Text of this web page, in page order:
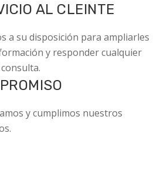
AL CLEINTE
a su disposición para ampliarles
y responder cualquier
y cumplimos nuestros